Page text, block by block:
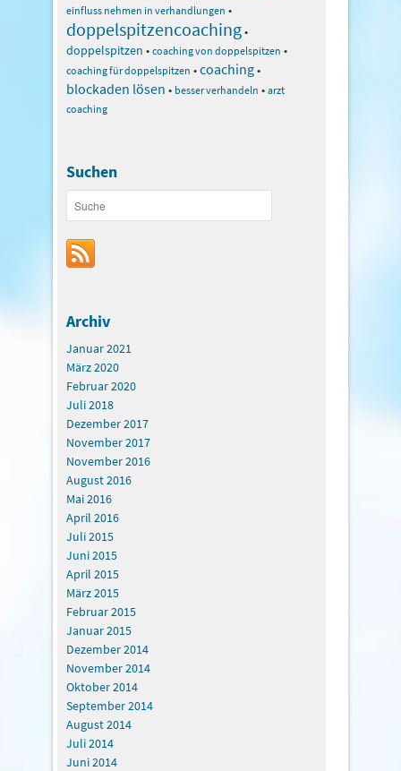
einfluss nehmen in verhandlungen •
doppelspitzencoaching•
doppelspitzen • coaching von doppelspitzen •
coaching für doppelspitzen •coaching•
blockaden lösen • besser verhandeln • arzt
coaching
Suchen
Archiv
Januar 2021
März 2020
Februar 2020
Juli 2018
Dezember 2017
November 2017
November 2016
August 2016
Mai 2016
April 2016
Juli 2015
Juni 2015
April 2015
März 2015
Februar 2015
Januar 2015
Dezember 2014
November 2014
Oktober 2014
September 2014
August 2014
Juli 2014
Juni 2014